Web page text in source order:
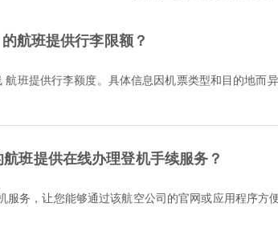
航班提供行李限额？
班提供在线办理登机手续服务？